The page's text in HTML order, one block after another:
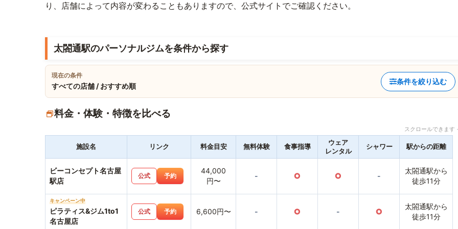
り、店舗によって内容が変わることもありますので、公式サイトでご確認ください。
太閤通駅のパーソナルジムを条件から探す
現在の条件
すべての店舗 / おすすめ順
条件を絞り込む
料金・体験・特徴を比べる
スクロールできま
施設名 リンク 料金目安 無料体験 食事指導
ウェア
レンタル
シャワー 駅からの距離
ビーコンセプト名古屋
駅店
公式 予約
44,000
円〜
- ○ ○ -
太閤通駅から
徒歩11分
キャンペーン中
ピラティス&ジム1to1
名古屋店
公式 予約 6,600円〜 - ○ - ○
太閤通駅から
徒歩11分